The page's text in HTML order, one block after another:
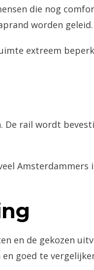
die nog
worden geleid.
extreem
De rail wordt
Amsterdammers
en de gekozen
goed te